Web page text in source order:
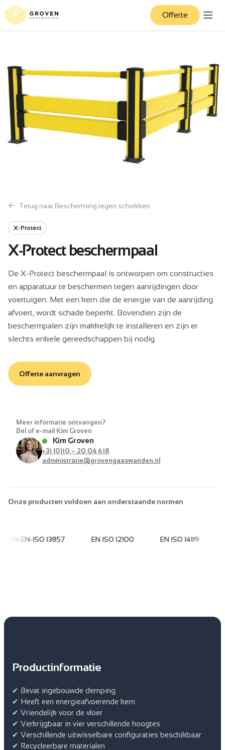
Offerte
Terug naar Bescherming tegen schokken
X-Protect
X-Protect beschermpaal
De X-Protect beschermpaal is ontworpen om constructies
en apparatuur te beschermen tegen aanrijdingen door
voertuigen. Met een kern die de energie van de aanrijding
afvoert, wordt schade beperkt. Bovendien zijn de
beschermpalen zijn makkelijk te installeren en zijn er
slechts enkele gereedschappen bij nodig.
Offerte aanvragen
Meer informatie ontvangen?
Bel of e-mail Kim Groven
Kim Groven
+31 (0)10 – 20 04 618
administratie@grovengaaswanden.nl
Onze producten voldoen aan onderstaande normen
NEN-EN-ISO 13857 EN ISO 12100 EN ISO 14119
Productinformatie
✔ Bevat ingebouwde demping
✔ Heeft een energieafvoerende kern
✔ Vriendelijk voor de vloer
✔ Verkrijgbaar in vier verschillende hoogtes
✔ Verschillende uitwisselbare configuraties beschikbaar
✔ Recycleerbare materialen